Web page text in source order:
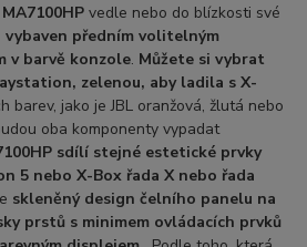
vedle nebo do blízkosti své
předním volitelným
v barvě konzole. Můžete si vybrat
zelenou, aby ladila s X-
barev, jako je JBL oranžová, žlutá nebo
oba komponenty vypadat
sdílí stejné estetické prvky
5 nebo X-Box řada X nebo řada
skleněný design čelního panelu na
prstů s minimem ovládacích prvků